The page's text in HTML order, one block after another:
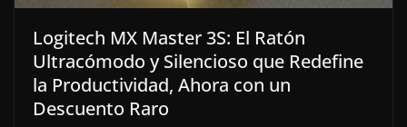
Logitech MX Master 3S: El Ratón
Ultracómodo y Silencioso que Redefine
la Productividad, Ahora con un
Descuento Raro